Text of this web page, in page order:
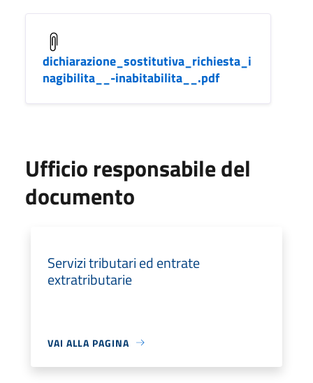
dichiarazione_sostitutiva_richiesta_i
nagibilita__-inabitabilita__.pdf
Ufficio responsabile del
documento
Servizi tributari ed entrate
extratributarie
VAI ALLA PAGINA